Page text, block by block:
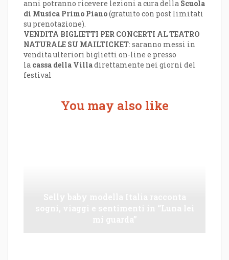
anni potranno ricevere lezioni a cura della Scuola
di Musica Primo Piano(gratuito con post limitati
su prenotazione).
VENDITA BIGLIETTI PER CONCERTI AL TEATRO
NATURALE SU MAILTICKET: saranno messi in
vendita ulteriori biglietti on-line e presso
la cassa della Villadirettamente nei giorni del
festival
You may also like